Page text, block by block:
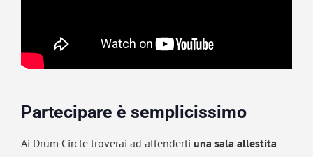
Partecipare è semplicissimo
Ai Drum Circle troverai ad attenderti una sala allestita